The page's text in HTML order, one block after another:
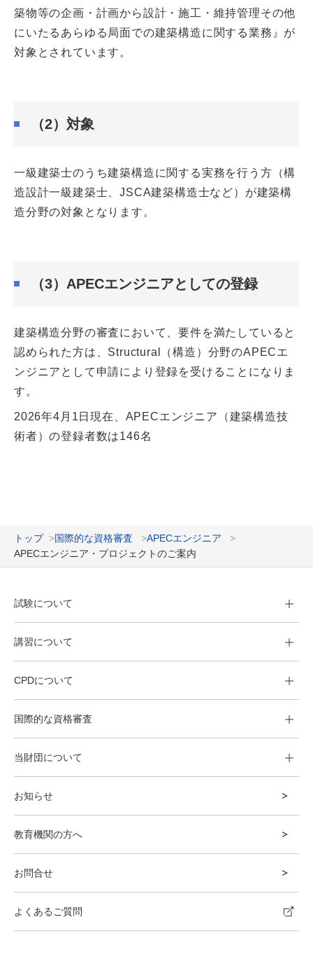
築物等の企画・計画から設計・施工・維持管理その他
にいたるあらゆる局面での建築構造に関する業務』が
対象とされています。
（2）対象
一級建築士のうち建築構造に関する実務を行う方（構
造設計一級建築士、JSCA建築構造士など）が建築構
造分野の対象となります。
（3）APECエンジニアとしての登録
建築構造分野の審査において、要件を満たしていると
認められた方は、Structural（構造）分野のAPECエ
ンジニアとして申請により登録を受けることになりま
す。
2026年4月1日現在、APECエンジニア（建築構造技
術者）の登録者数は146名
トップ 国際的な資格審査
APECエンジニア
APECエンジニア・プロジェクトのご案内
試験について
講習について
CPDについて
国際的な資格審査
当財団について
お知らせ
教育機関の方へ
お問合せ
よくあるご質問